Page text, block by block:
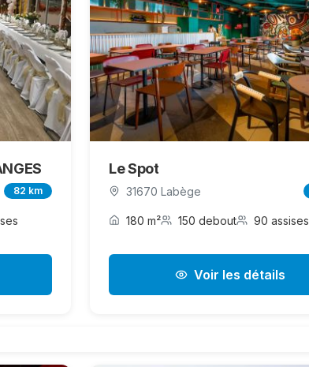
82 km
Le Spot
31670 Labège
180 m² 150 debout 90 assises
Voir les détails